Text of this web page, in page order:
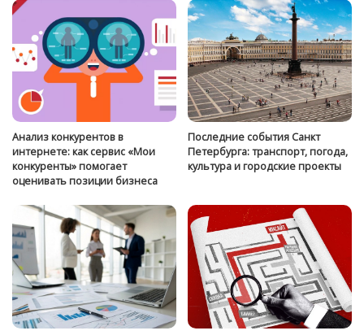
Анализ конкурентов в
интернете: как сервис «Мои
конкуренты» помогает
оценивать позиции бизнеса
Последние события Санкт
Петербурга: транспорт, погода,
культура и городские проекты